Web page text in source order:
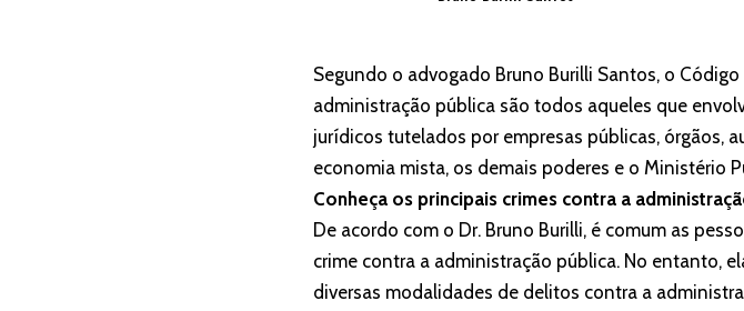
Segundo o advogado Bruno Burilli Santos, o
administração pública são todos aqueles que
jurídicos tutelados por empresas públicas, órgãos,
economia mista, os demais poderes e o Ministério
Conheça os principais crimes contra a
De acordo com o Dr. Bruno Burilli, é comum as
crime contra a administração pública. No entanto,
diversas modalidades de delitos contra a